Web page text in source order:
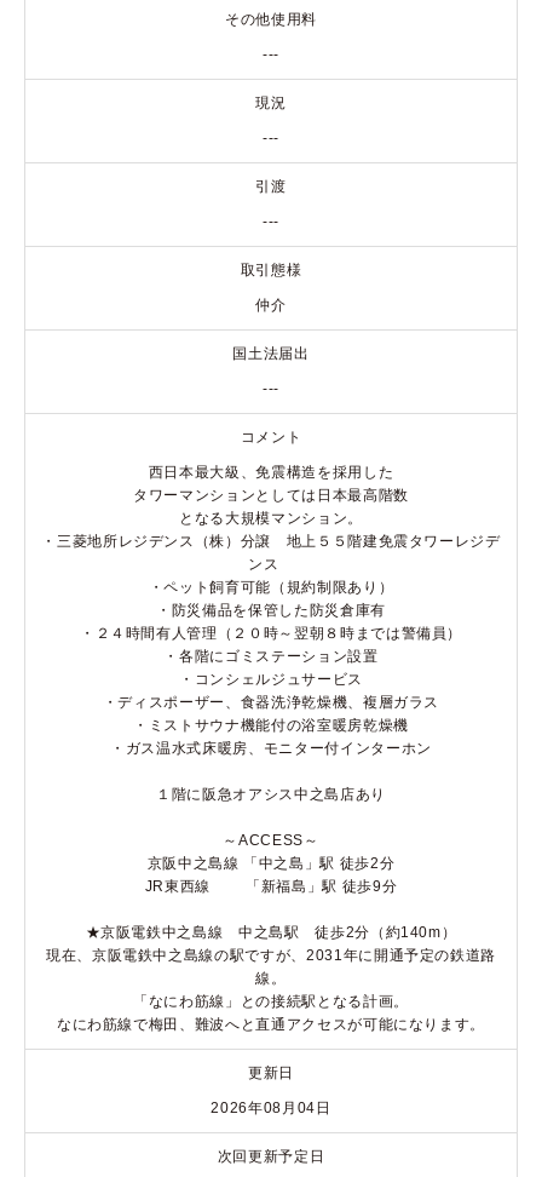
その他使用料
---
現況
---
引渡
---
取引態様
仲介
国土法届出
---
コメント
西日本最大級、免震構造を採用した
タワーマンションとしては日本最高階数
となる大規模マンション。
・三菱地所レジデンス（株）分譲 地上５５階建免震タワーレジデ
ンス
・ペット飼育可能（規約制限あり）
・防災備品を保管した防災倉庫有
・２４時間有人管理（２０時～翌朝８時までは警備員）
・各階にゴミステーション設置
・コンシェルジュサービス
・ディスポーザー、食器洗浄乾燥機、複層ガラス
・ミストサウナ機能付の浴室暖房乾燥機
・ガス温水式床暖房、モニター付インターホン
１階に阪急オアシス中之島店あり
～ACCESS～
京阪中之島線 「中之島」駅 徒歩2分
JR東西線 「新福島」駅 徒歩9分
★京阪電鉄中之島線 中之島駅 徒歩2分（約140m）
現在、京阪電鉄中之島線の駅ですが、2031年に開通予定の鉄道路
線。
「なにわ筋線」との接続駅となる計画。
なにわ筋線で梅田、難波へと直通アクセスが可能になります。
更新日
2026年08月04日
次回更新予定日